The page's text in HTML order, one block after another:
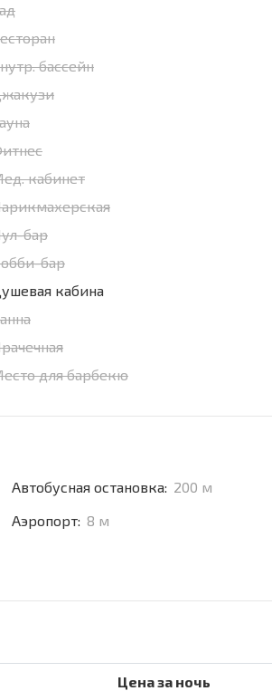
бассейн
кабинет
бар
бар
кабина
для барбекю
Автобусная остановка: 200 м
Аэропорт: 8 м
Цена за ночь